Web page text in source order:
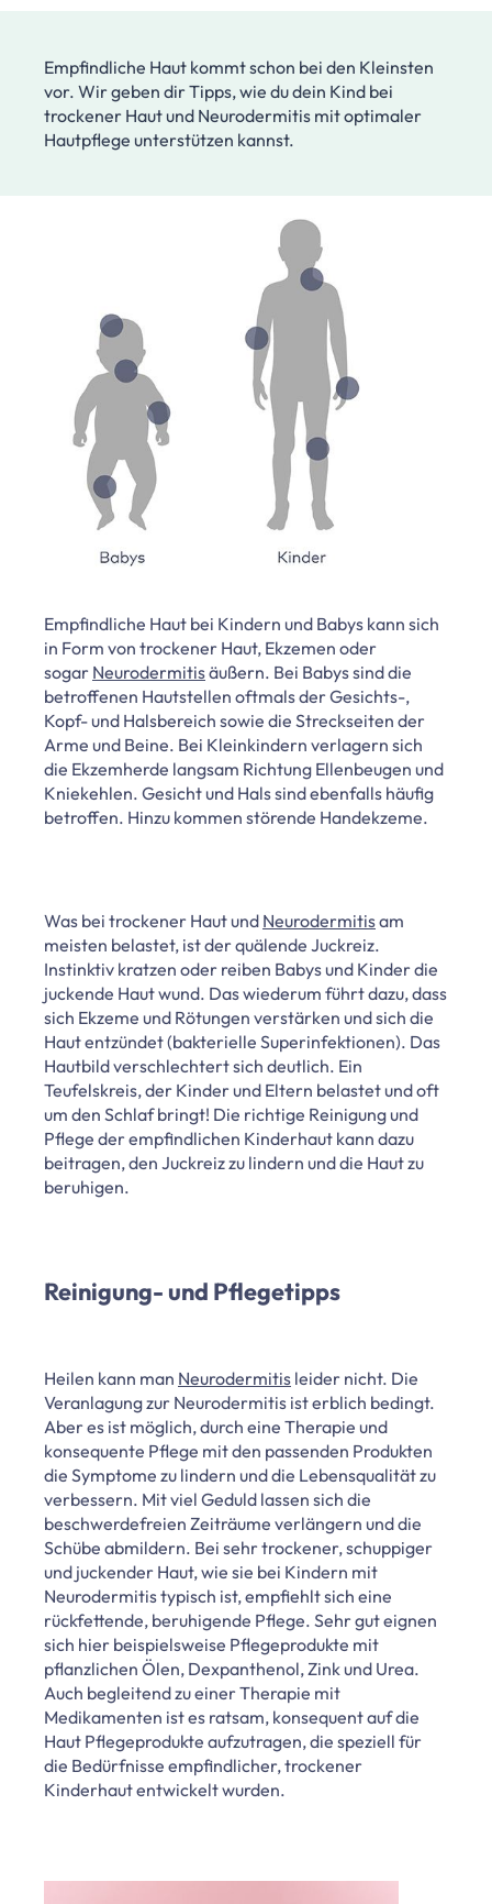
Empfindliche Haut kommt schon bei den Kleinsten
vor. Wir geben dir Tipps, wie du dein Kind bei
trockener Haut und Neurodermitis mit optimaler
Hautpflege unterstützen kannst.
Empfindliche Haut bei Kindern und Babys kann sich
in Form von trockener Haut, Ekzemen oder
sogar Neurodermitisäußern. Bei Babys sind die
betroffenen Hautstellen oftmals der Gesichts-,
Kopf- und Halsbereich sowie die Streckseiten der
Arme und Beine. Bei Kleinkindern verlagern sich
die Ekzemherde langsam Richtung Ellenbeugen und
Kniekehlen. Gesicht und Hals sind ebenfalls häufig
betroffen. Hinzu kommen störende Handekzeme.
Was bei trockener Haut und Neurodermitisam
meisten belastet, ist der quälende Juckreiz.
Instinktiv kratzen oder reiben Babys und Kinder die
juckende Haut wund. Das wiederum führt dazu, dass
sich Ekzeme und Rötungen verstärken und sich die
Haut entzündet (bakterielle Superinfektionen). Das
Hautbild verschlechtert sich deutlich. Ein
Teufelskreis, der Kinder und Eltern belastet und oft
um den Schlaf bringt! Die richtige Reinigung und
Pflege der empfindlichen Kinderhaut kann dazu
beitragen, den Juckreiz zu lindern und die Haut zu
beruhigen.
Reinigung- und Pflegetipps
Heilen kann man Neurodermitis leider nicht. Die
Veranlagung zur Neurodermitis ist erblich bedingt.
Aber es ist möglich, durch eine Therapie und
konsequente Pflege mit den passenden Produkten
die Symptome zu lindern und die Lebensqualität zu
verbessern. Mit viel Geduld lassen sich die
beschwerdefreien Zeiträume verlängern und die
Schübe abmildern. Bei sehr trockener, schuppiger
und juckender Haut, wie sie bei Kindern mit
Neurodermitis typisch ist, empfiehlt sich eine
rückfettende, beruhigende Pflege. Sehr gut eignen
sich hier beispielsweise Pflegeprodukte mit
pflanzlichen Ölen, Dexpanthenol, Zink und Urea.
Auch begleitend zu einer Therapie mit
Medikamenten ist es ratsam, konsequent auf die
Haut Pflegeprodukte aufzutragen, die speziell für
die Bedürfnisse empfindlicher, trockener
Kinderhaut entwickelt wurden.